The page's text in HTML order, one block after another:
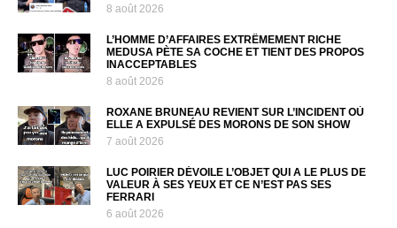
8 août 2026
L’HOMME D’AFFAIRES EXTRÊMEMENT RICHE
MEDUSA PÈTE SA COCHE ET TIENT DES PROPOS
INACCEPTABLES
8 août 2026
ROXANE BRUNEAU REVIENT SUR L’INCIDENT OÙ
ELLE A EXPULSÉ DES MORONS DE SON SHOW
7 août 2026
LUC POIRIER DÉVOILE L’OBJET QUI A LE PLUS DE
VALEUR À SES YEUX ET CE N’EST PAS SES
FERRARI
6 août 2026